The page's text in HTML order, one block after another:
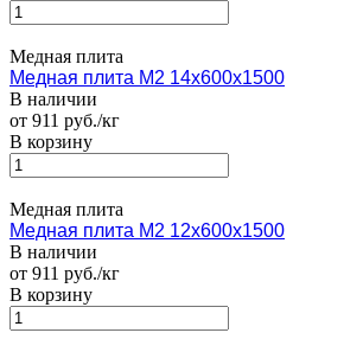
Медная плита
Медная плита M2 14х600х1500
В наличии
от 911 руб./кг
В корзину
Медная плита
Медная плита M2 12х600х1500
В наличии
от 911 руб./кг
В корзину